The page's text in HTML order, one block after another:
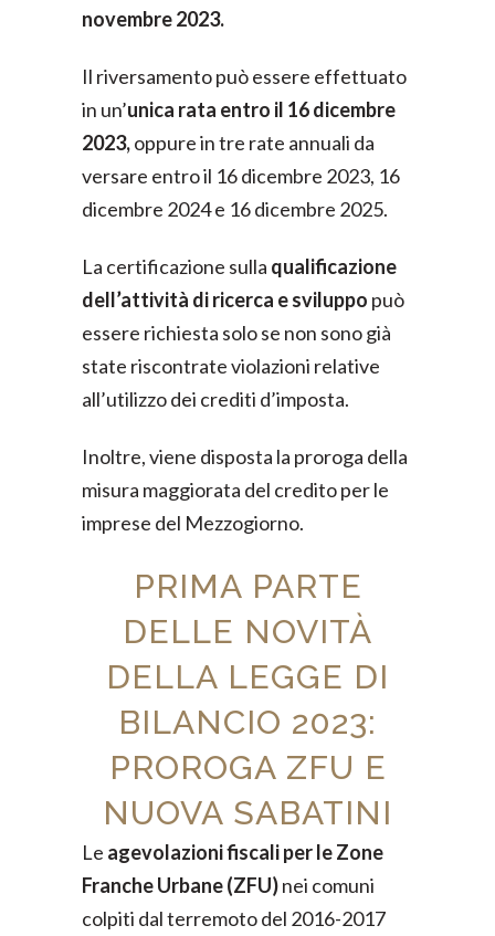
novembre 2023.
Il riversamento può essere effettuato
in un’unica rata entro il 16 dicembre
2023,oppure in tre rate annuali da
versare entro il 16 dicembre 2023, 16
dicembre 2024 e 16 dicembre 2025.
La certificazione sulla qualificazione
dell’attività di ricerca e sviluppo può
essere richiesta solo se non sono già
state riscontrate violazioni relative
all’utilizzo dei crediti d’imposta.
Inoltre, viene disposta la proroga della
misura maggiorata del credito per le
imprese del Mezzogiorno.
PRIMA PARTE
DELLE NOVITÀ
DELLA LEGGE DI
BILANCIO 2023:
PROROGA ZFU E
NUOVA SABATINI
Le agevolazioni fiscali per le Zone
Franche Urbane (ZFU)nei comuni
colpiti dal terremoto del 2016-2017